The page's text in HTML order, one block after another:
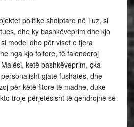
politike shqiptare në Tuz, si
dhe ky bashkëveprim dhe kjo
model dhe për viset e tjera
nga kjo foltore, të falenderoj
ketë bashkëveprim, çka
gjatë fushatës, dhe
për këtë fitore të madhe, duke
troje përjetësisht të qendrojnë së